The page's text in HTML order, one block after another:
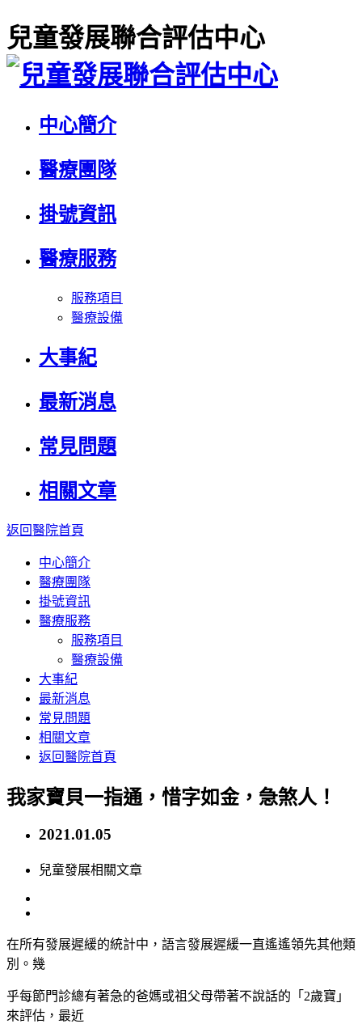
兒童發展聯合評估中心
中心簡介
醫療團隊
掛號資訊
醫療服務
服務項目
醫療設備
大事紀
最新消息
常見問題
相關文章
返回醫院首頁
中心簡介
醫療團隊
掛號資訊
醫療服務
服務項目
醫療設備
大事紀
最新消息
常見問題
相關文章
返回醫院首頁
我家寶貝一指通，惜字如金，急煞人！
2021.01.05
兒童發展相關文章
在所有發展遲緩的統計中，語言發展遲緩一直遙遙領先其他類
別。幾
乎每節門診總有著急的爸媽或祖父母帶著不說話的「2歲寶」
來評估，最近